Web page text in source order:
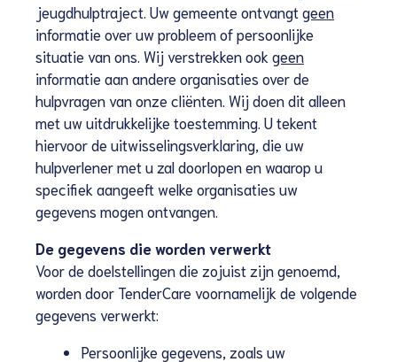
jeugdhulptraject. Uw gemeente ontvangtgeen
informatie over uw probleem of persoonlijke
situatie van ons. Wij verstrekken ook geen
informatie aan andere organisaties over de
hulpvragen van onze cliënten. Wij doen dit alleen
met uw uitdrukkelijke toestemming. U tekent
hiervoor de uitwisselingsverklaring, die uw
hulpverlener met u zal doorlopen en waarop u
specifiek aangeeft welke organisaties uw
gegevens mogen ontvangen.
De gegevens die worden verwerkt
Voor de doelstellingen die zojuist zijn genoemd,
worden door TenderCare voornamelijk de volgende
gegevens verwerkt:
Persoonlijke gegevens, zoals uw